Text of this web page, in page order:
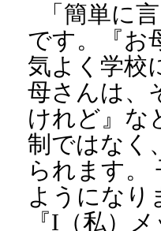
「簡単に
です。『お
気よく学校
母さんは、
けれど』な
制ではなく
られます。
ようになり
『I（私）